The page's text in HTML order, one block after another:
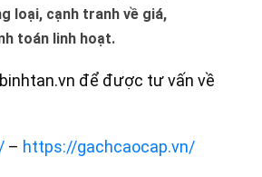
loại, cạnh tranh về giá,
toán linh hoạt.
để được tư vấn về
– https://gachcaocap.vn/